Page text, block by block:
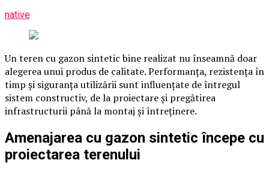
native
Un teren cu gazon sintetic bine realizat nu înseamnă doar
alegerea unui produs de calitate. Performanța, rezistența în
timp și siguranța utilizării sunt influențate de întregul
sistem constructiv, de la proiectare și pregătirea
infrastructurii până la montaj și întreținere.
Amenajarea cu gazon sintetic începe cu
proiectarea terenului